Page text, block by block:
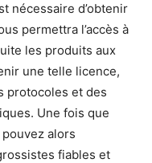
nécessaire d’obtenir
permettra l’accès à
les produits aux
une telle licence,
protocoles et des
Une fois que
alors
fiables et